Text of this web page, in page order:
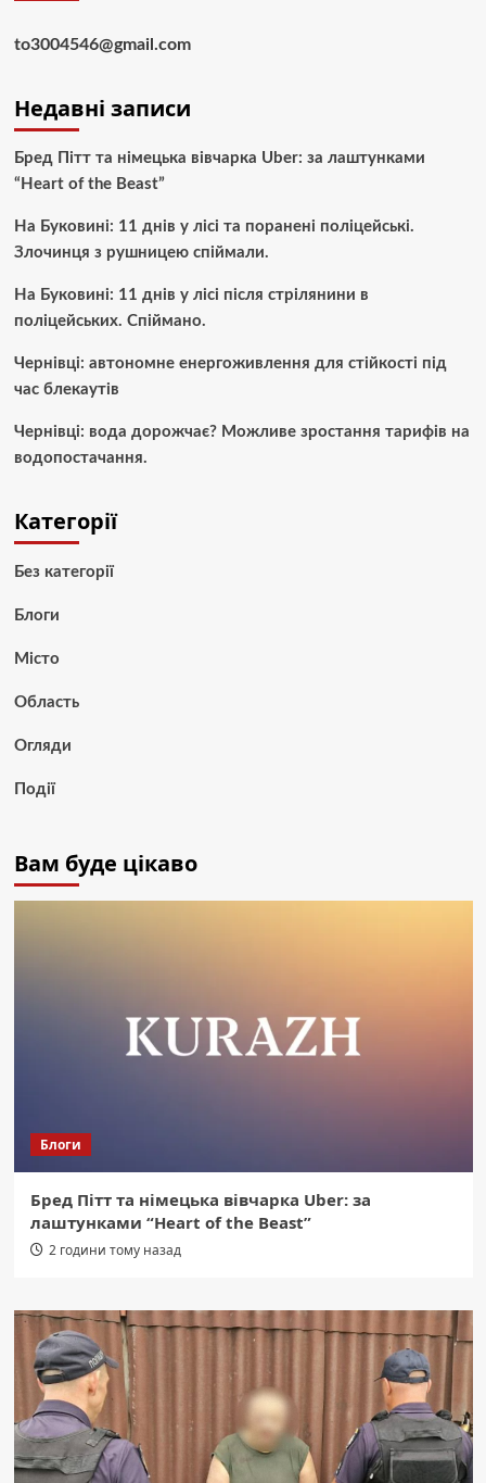
to3004546@gmail.com
Недавні записи
Бред Пітт та німецька вівчарка Uber: за лаштунками
“Heart of the Beast”
На Буковині: 11 днів у лісі та поранені поліцейські.
Злочинця з рушницею спіймали.
На Буковині: 11 днів у лісі після стрілянини в
поліцейських. Спіймано.
Чернівці: автономне енергоживлення для стійкості під
час блекаутів
Чернівці: вода дорожчає? Можливе зростання тарифів на
водопостачання.
Категорії
Без категорії
Блоги
Місто
Область
Огляди
Події
Вам буде цікаво
Блоги
Бред Пітт та німецька вівчарка Uber: за
лаштунками “Heart of the Beast”
2 години тому назад